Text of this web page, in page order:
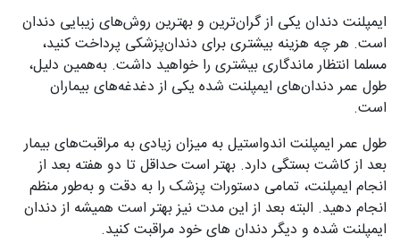
ایمپلنت دندان یکی از گران‌ترین و بهترین روش‌های زیبایی دندان
است. هر چه هزینه بیشتری برای دندان‌پزشکی پرداخت کنید،
مسلما انتظار ماندگاری بیشتری را خواهید داشت. به‌همین دلیل،
طول عمر دندان‌های ایمپلنت شده یکی از دغدغه‌های بیماران
است.
طول عمر ایمپلنت اندواستیل به میزان زیادی به مراقبت‌های بیمار
بعد از کاشت بستگی دارد. بهتر است حداقل تا دو هفته بعد از
انجام ایمپلنت، تمامی دستورات پزشک را به دقت و به‌طور منظم
انجام دهید. البته بعد از این مدت نیز بهتر است همیشه از دندان
ایمپلنت شده و دیگر دندان های خود مراقبت کنید.